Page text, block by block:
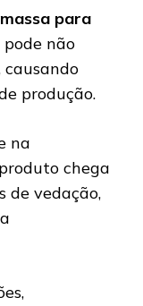
para
não
causando
produção.
na
chega
de vedação,